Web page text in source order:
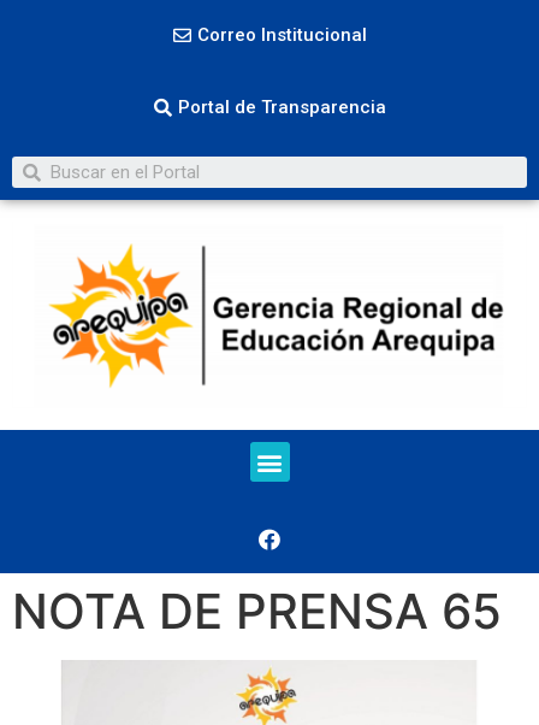
Correo Institucional
Portal de Transparencia
NOTA DE PRENSA 65